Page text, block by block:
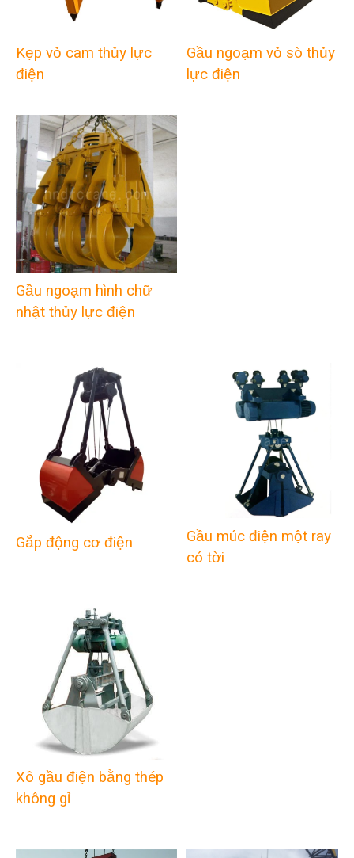
Kẹp vỏ cam thủy lực
điện
Gầu ngoạm vỏ sò thủy
lực điện
Gầu ngoạm hình chữ
nhật thủy lực điện
Gắp động cơ điện
Gầu múc điện một ray
có tời
Xô gầu điện bằng thép
không gỉ